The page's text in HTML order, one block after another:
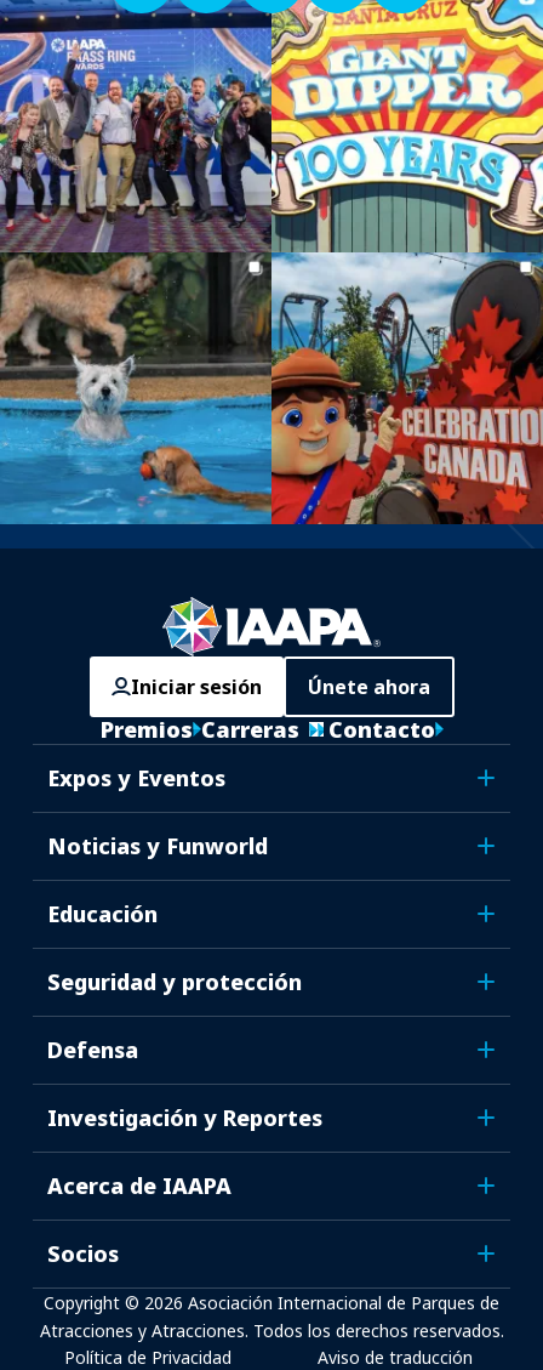
Iniciar sesión Únete ahora
Premios Carreras
Contacto
Expos y Eventos
Noticias y Funworld
Educación
Seguridad y protección
Defensa
Investigación y Reportes
Acerca de IAAPA
Socios
Copyright © 2026 Asociación Internacional de Parques de
Atracciones y Atracciones. Todos los derechos reservados.
Política de Privacidad
Aviso de traducción